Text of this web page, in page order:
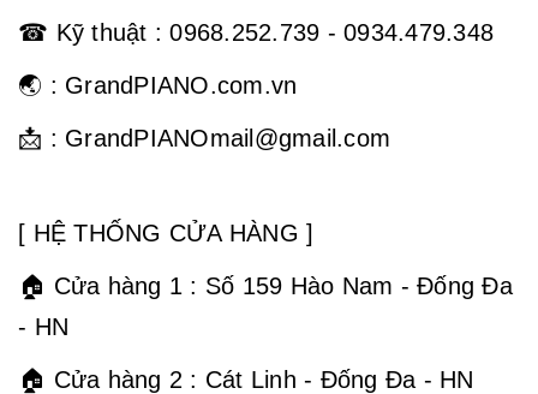
☎ Kỹ thuật : 0968.252.739 - 0934.479.348
🌏 : GrandPIANO.com.vn
📩 : GrandPIANOmail@gmail.com
[ HỆ THỐNG CỬA HÀNG ]
🏠 Cửa hàng 1 : Số 159 Hào Nam - Đống Đa
- HN
🏠 Cửa hàng 2 : Cát Linh - Đống Đa - HN